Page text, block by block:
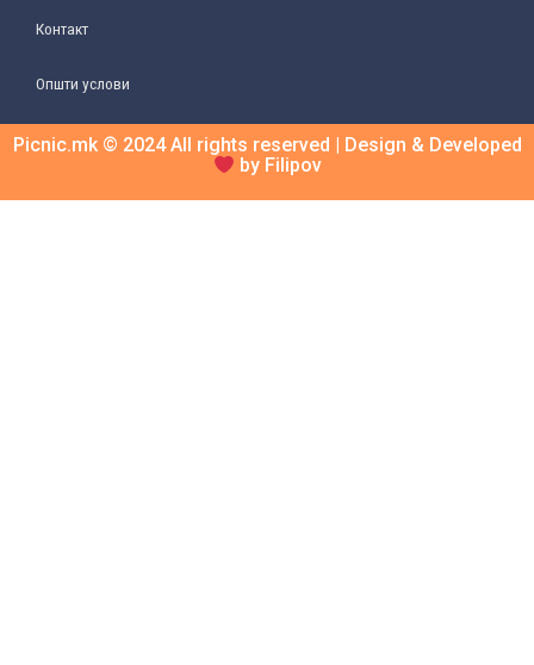
Контакт
Општи услови
Picnic.mk © 2024 All rights reserved | Design & Developed
by Filipov